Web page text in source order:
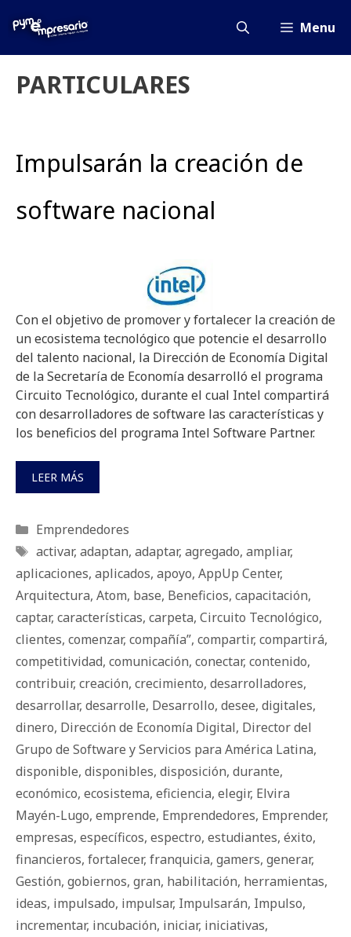
Menu
PARTICULARES
Impulsarán la creación de
software nacional
Con el objetivo de promover y fortalecer la creación de
un ecosistema tecnológico que potencie el desarrollo
del talento nacional, la Dirección de Economía Digital
de la Secretaría de Economía desarrolló el programa
Circuito Tecnológico, durante el cual Intel compartirá
con desarrolladores de software las características y
los beneficios del programa Intel Software Partner.
LEER MÁS
Categorías
Emprendedores
Etiquetas
activar, adaptan, adaptar, agregado, ampliar,
aplicaciones, aplicados, apoyo, AppUp Center,
Arquitectura, Atom, base, Beneficios, capacitación,
captar, características, carpeta, Circuito Tecnológico,
clientes, comenzar, compañía”, compartir, compartirá,
competitividad, comunicación, conectar, contenido,
contribuir, creación, crecimiento, desarrolladores,
desarrollar, desarrolle, Desarrollo, desee, digitales,
dinero, Dirección de Economía Digital, Director del
Grupo de Software y Servicios para América Latina,
disponible, disponibles, disposición, durante,
económico, ecosistema, eficiencia, elegir, Elvira
Mayén-Lugo, emprende, Emprendedores, Emprender,
empresas, específicos, espectro, estudiantes, éxito,
financieros, fortalecer, franquicia, gamers, generar,
Gestión, gobiernos, gran, habilitación, herramientas,
ideas, impulsado, impulsar, Impulsarán, Impulso,
incrementar, incubación, iniciar, iniciativas,